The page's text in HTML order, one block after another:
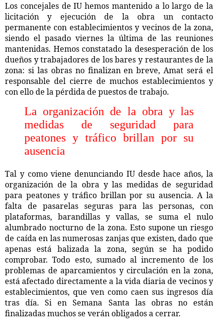
Los concejales de IU hemos mantenido a lo largo de la
licitación y ejecución de la obra un contacto
permanente con establecimientos y vecinos de la zona,
siendo el pasado viernes la última de las reuniones
mantenidas. Hemos constatado la desesperación de los
dueños y trabajadores de los bares y restaurantes de la
zona: si las obras no finalizan en breve, Amat será el
responsable del cierre de muchos establecimientos y
con ello de la pérdida de puestos de trabajo.
La organización de la obra y las
medidas de seguridad para
peatones y tráfico brillan por su
ausencia
Tal y como viene denunciando IU desde hace años, la
organización de la obra y las medidas de seguridad
para peatones y tráfico brillan por su ausencia. A la
falta de pasarelas seguras para las personas, con
plataformas, barandillas y vallas, se suma el nulo
alumbrado nocturno de la zona. Esto supone un riesgo
de caída en las numerosas zanjas que existen, dado que
apenas está balizada la zona, según se ha podido
comprobar. Todo esto, sumado al incremento de los
problemas de aparcamientos y circulación en la zona,
está afectado directamente a la vida diaria de vecinos y
establecimientos, que ven como caen sus ingresos día
tras día. Si en Semana Santa las obras no están
finalizadas muchos se verán obligados a cerrar.